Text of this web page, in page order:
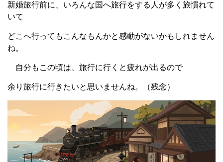
新婚旅行前に、いろんな国へ旅行をする人が多く旅慣れて
いて
どこへ行ってもこんなもんかと感動がないかもしれません
ね。
自分もこの頃は、旅行に行くと疲れが出るので
余り旅行に行きたいと思いませんね。（残念）